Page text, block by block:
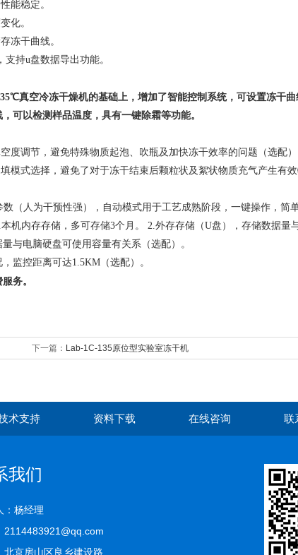
能稳定。
化。
冻干曲线。
持u盘数据导出功能。
℃真空冷冻干燥机的基础上，增加了智能控制系统，可设置冻干
可以检测样品温度，具有一键除霜等功能。
度调节，避免特殊物质起泡、吹瓶及加快冻干效率的问题（选配）
模式选择，避免了对于冻干结束后颗粒状及絮状物质充气产生有
（人为干预性强），自动模式用于工艺成熟阶段，一键操作，简单
本机内存存储，多可存储3个月。 2.外存存储（U盘），存储数据量
与电脑硬盘可使用容量有关系（选配）。
监控距离可达1.5KM （选配）。
务。
下一篇： Lab-1C-135原位型实验室冻干机
术支持 资料下载 在线咨询 联
我们
：杨经理
2114483921@qq.com
北京房山区良乡建设路